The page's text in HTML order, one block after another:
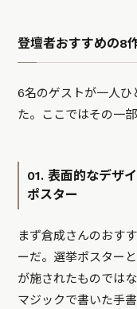
登壇者おすすめの8
6名のゲストが一人ひ
た。ここではその一
01. 表面的なデザ
ポスター
まず倉成さんのおす
ーだ。選挙ポスター
が施されたものでは
マジックで書いた手